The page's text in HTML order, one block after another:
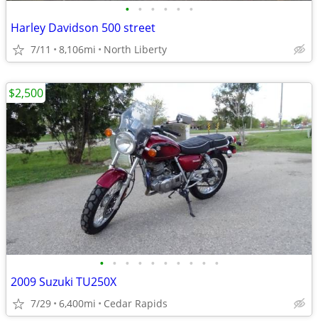
• • • • • •
Harley Davidson 500 street
7/11 8,106mi North Liberty
• • • • • • • • • •
2009 Suzuki TU250X
7/29 6,400mi Cedar Rapids
$2,500